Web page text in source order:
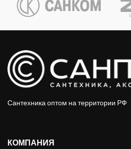
Сантехника оптом на территории РФ
КОМПАНИЯ